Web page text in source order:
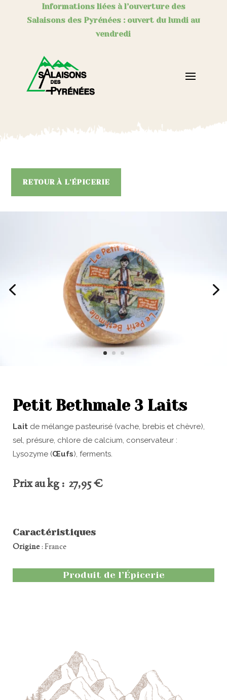
Informations liées à l’ouverture des
Salaisons des Pyrénées : ouvert du lundi au
vendredi
RETOUR À L'ÉPICERIE
Petit Bethmale 3 Laits
Lait de mélange pasteurisé (vache, brebis et chèvre),
sel, présure, chlore de calcium, conservateur :
Lysozyme (Œufs), ferments.
Prix au kg : 27,95 €
Caractéristiques
Origine: France
Produit de l’Épicerie